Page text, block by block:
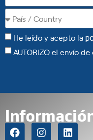
He leído y acepto la
AUTORIZO el envío